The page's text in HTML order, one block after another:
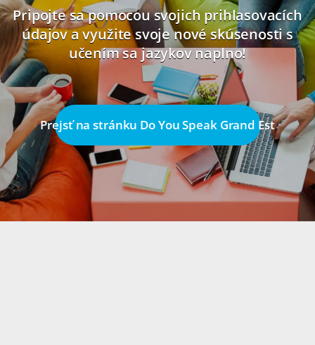
Pripojte sa pomocou svojich prihlasovacích
údajov a využite svoje nové skúsenosti s
učením sa jazykov naplno!
Prejsť na stránku Do You Speak Grand Est